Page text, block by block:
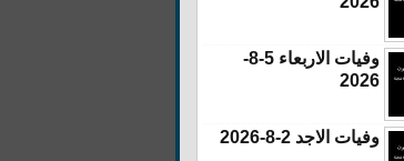
وفيات الاربعاء 5-8-
2026
وفيات الاجد 2-8-2026